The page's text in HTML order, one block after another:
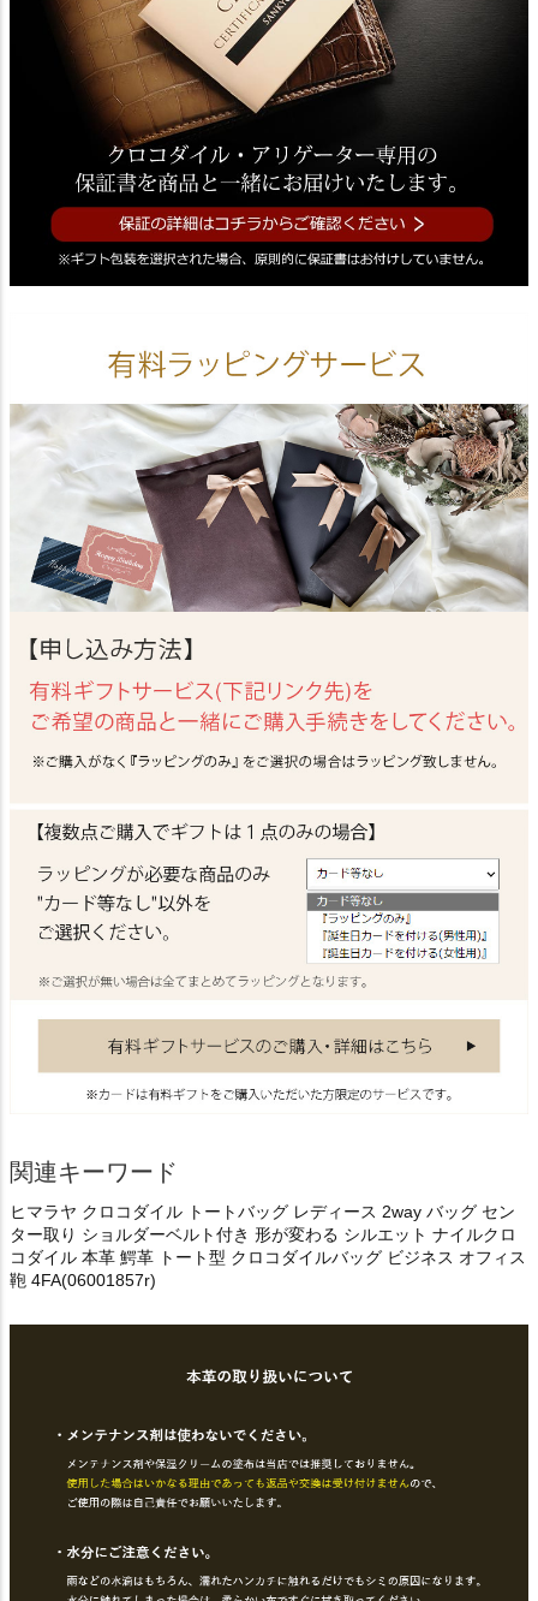
関連キーワード
ヒマラヤ クロコダイル トートバッグ レディース 2way バッグ セン
ター取り ショルダーベルト付き 形が変わる シルエット ナイルクロ
コダイル 本革 鰐革 トート型 クロコダイルバッグ ビジネス オフィス
鞄 4FA(06001857r)